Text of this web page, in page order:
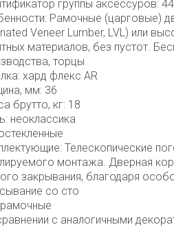
группы аксессуров:
Рамочные (царговые)
Veneer Lumber, LVL) или
материалов, без пустот.
торцы
хард флекс AR
мм: 36
брутто, кг: 18
неоклассика
Телескопические
монтажа. Дверная
закрывания, благодаря
со сто
с аналогичными